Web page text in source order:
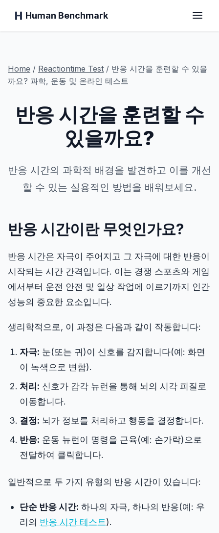
Human Benchmark
반응 시간
침팬지 테스트
타이핑 테스트
조준 훈련기
숫자 기억력
N-Back
순서 기억력
색맹 테스트
얼굴 기억
Hand-Eye Coordination
Home / Reactiontime Test / 반응 시간을 훈련할 수 있을
까요? 과학, 운동 및 온라인 테스트
반응 시간을 훈련할 수
있을까요?
반응 시간의 과학적 배경을 발견하고 이를 개선
할 수 있는 실용적인 방법을 배워보세요.
반응 시간이란 무엇인가요?
반응 시간은 자극이 주어지고 그 자극에 대한 반응이
시작되는 시간 간격입니다. 이는 경쟁 스포츠와 게임
에서부터 운전 안전 및 일상 작업에 이르기까지 인간
성능의 중요한 요소입니다.
생리학적으로, 이 과정은 다음과 같이 작동합니다:
자극: 눈(또는 귀)이 신호를 감지합니다(예: 화면
이 녹색으로 변함).
처리: 신호가 감각 뉴런을 통해 뇌의 시각 피질로
이동합니다.
결정: 뇌가 정보를 처리하고 행동을 결정합니다.
반응: 운동 뉴런이 명령을 근육(예: 손가락)으로
전달하여 클릭합니다.
일반적으로 두 가지 유형의 반응 시간이 있습니다:
단순 반응 시간: 하나의 자극, 하나의 반응(예: 우
리의 반응 시간 테스트).